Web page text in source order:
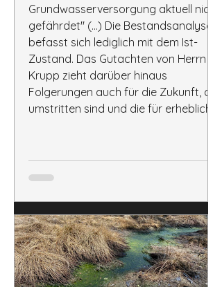
Grundwasserversorgung aktuell nicht
gefährdet" (...) Die Bestandsanalyse
befasst sich lediglich mit dem Ist-
Zustand. Das Gutachten von Herrn
Krupp zieht darüber hinaus
Folgerungen auch für die Zukunft, die
umstritten sind und die für erhebliche